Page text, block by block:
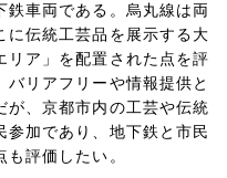
鉄車両である。烏丸線は両
に伝統工芸品を展示する大
リア」を配置された点を評
リアフリーや情報提供と
が、京都市内の工芸や伝統
参加であり、地下鉄と市民
評価したい。